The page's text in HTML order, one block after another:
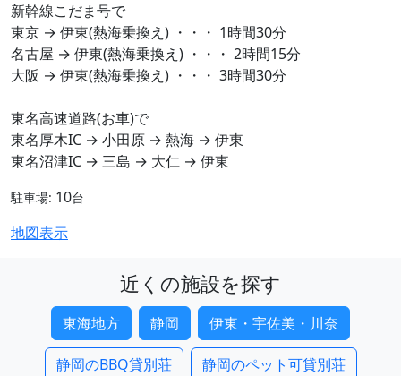
新幹線こだま号で
東京 → 伊東(熱海乗換え) ・・・ 1時間30分
名古屋 → 伊東(熱海乗換え) ・・・ 2時間15分
大阪 → 伊東(熱海乗換え) ・・・ 3時間30分
東名高速道路(お車)で
東名厚木IC → 小田原 → 熱海 → 伊東
東名沼津IC → 三島 → 大仁 → 伊東
駐車場: 10台
地図表示
近くの施設を探す
東海地方 静岡 伊東・宇佐美・川奈
静岡のBBQ貸別荘 静岡のペット可貸別荘